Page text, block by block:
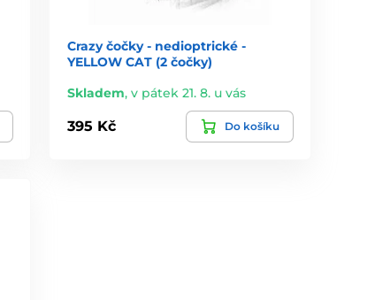
Crazy čočky - nedioptrické -
YELLOW CAT (2 čočky)
Skladem,v pátek 21. 8. u vás
395 Kč Do košíku